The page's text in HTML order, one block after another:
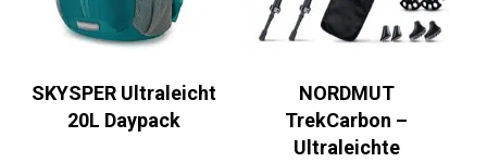
SKYSPER Ultraleicht
20L Daypack
NORDMUT
TrekCarbon –
Ultraleichte